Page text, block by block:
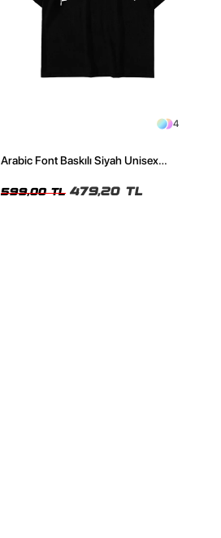
4
Arabic Font Baskılı Siyah Unisex
599,00 TL 479,20 TL